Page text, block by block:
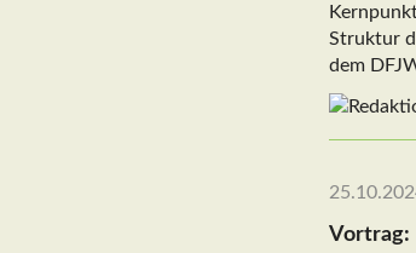
Struktur
dem
Vortrag: